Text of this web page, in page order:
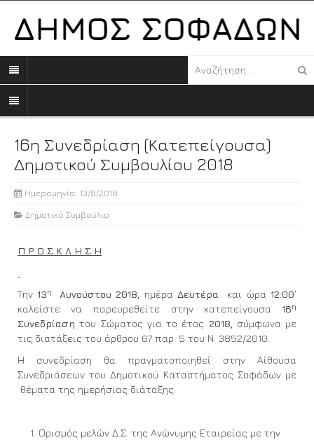
16η Συνεδρίαση (κατεπείγουσα)
Δημοτικού Συμβουλίου 2018
Ημερομηνία: 13/8/2018
Δημοτικό Συμβούλιο
Π Ρ Ο Σ Κ Λ Η Σ Η
Την 13η Αυγούστου 2018, ημέρα Δευτέρα και ώρα 12:00΄
καλείστε να παρευρεθείτε στην κατεπείγουσα 16η
Συνεδρίασητου Σώματος για το έτος 2018,
σύμφωνα με
τις διατάξεις του άρθρου 67 παρ. 5 του Ν. 3852/2010.
Η συνεδρίαση θα πραγματοποιηθεί στην Αίθουσα
Συνεδριάσεων του Δημοτικού Καταστήματος Σοφάδων με
θέματα της ημερήσιας διάταξης:
Ορισμός μελών Δ.Σ. της Ανώνυμης Εταιρείας με την